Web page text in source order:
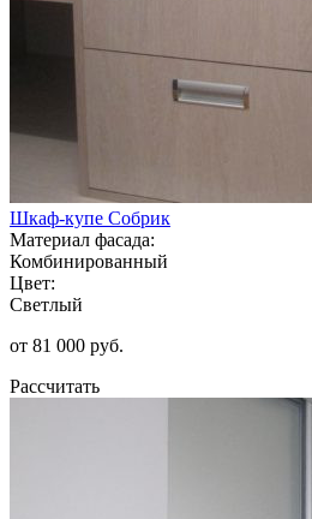
Шкаф-купе Собрик
Материал фасада:
Комбинированный
Цвет:
Светлый
от 81 000 руб.
Рассчитать